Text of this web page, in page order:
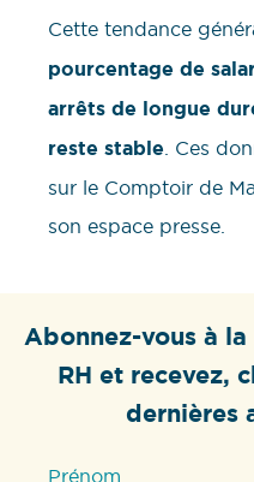
Cette tendance
pourcentage de
arrêts de longue
reste stable . Ces
sur le Comptoir de
son espace presse.
Abonnez-vous à
RH et recevez,
dernières
Prénom